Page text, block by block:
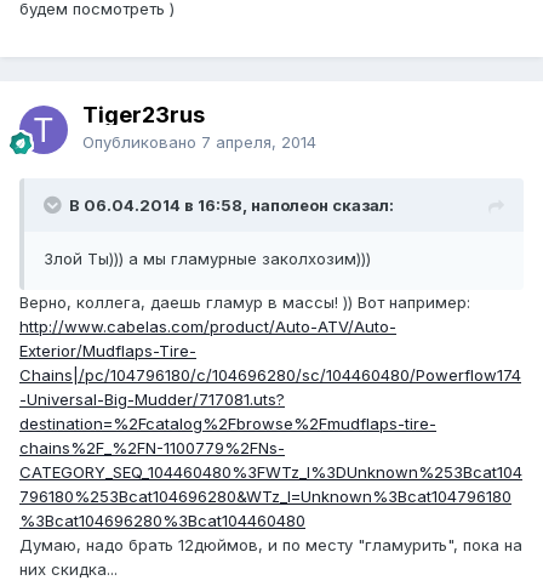
будем посмотреть )
Tiger23rus
Опубликовано 7 апреля, 2014
В 06.04.2014 в 16:58, наполеон сказал:
Злой Ты))) а мы гламурные заколхозим)))
Верно, коллега, даешь гламур в массы! )) Вот например:
http://www.cabelas.com/product/Auto-ATV/Auto-
Exterior/Mudflaps-Tire-
Chains|/pc/104796180/c/104696280/sc/104460480/Powerflow174
-Universal-Big-Mudder/717081.uts?
destination=%2Fcatalog%2Fbrowse%2Fmudflaps-tire-
chains%2F_%2FN-1100779%2FNs-
CATEGORY_SEQ_104460480%3FWTz_l%3DUnknown%253Bcat104
796180%253Bcat104696280&WTz_l=Unknown%3Bcat104796180
%3Bcat104696280%3Bcat104460480
Думаю, надо брать 12дюймов, и по месту "гламурить", пока на
них скидка...